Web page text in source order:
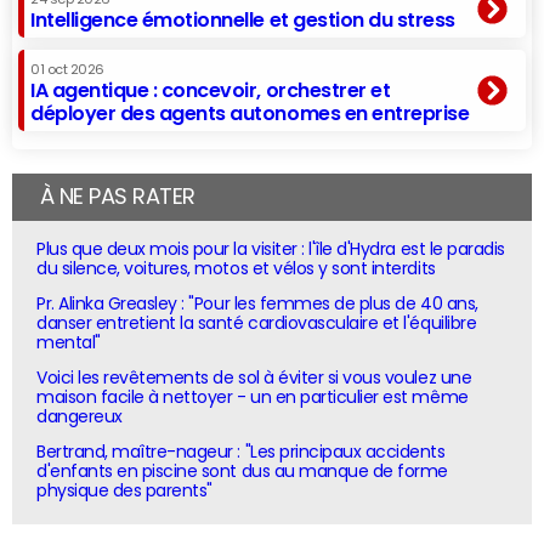
Intelligence émotionnelle et gestion du stress
01 oct 2026
IA agentique : concevoir, orchestrer et
déployer des agents autonomes en entreprise
À NE PAS RATER
Plus que deux mois pour la visiter : l'île d'Hydra est le paradis
du silence, voitures, motos et vélos y sont interdits
Pr. Alinka Greasley : "Pour les femmes de plus de 40 ans,
danser entretient la santé cardiovasculaire et l'équilibre
mental"
Voici les revêtements de sol à éviter si vous voulez une
maison facile à nettoyer - un en particulier est même
dangereux
Bertrand, maître-nageur : "Les principaux accidents
d'enfants en piscine sont dus au manque de forme
physique des parents"